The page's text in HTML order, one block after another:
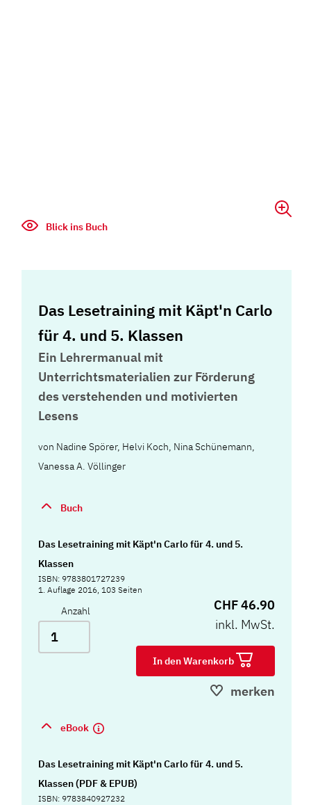
Blick ins Buch
Das Lesetraining mit Käpt'n Carlo
für 4. und 5. Klassen
Ein Lehrermanual mit
Unterrichtsmaterialien zur Förderung
des verstehenden und motivierten
Lesens
von Nadine Spörer, Helvi Koch, Nina Schünemann,
Vanessa A. Völlinger
Buch
Das Lesetraining mit Käpt'n Carlo für 4. und 5.
Klassen
ISBN: 9783801727239
1. Auflage 2016, 103 Seiten
Anzahl
CHF 46.90
inkl. MwSt.
In den Warenkorb
merken
eBook
Das Lesetraining mit Käpt'n Carlo für 4. und 5.
Klassen (PDF & EPUB)
ISBN: 9783840927232